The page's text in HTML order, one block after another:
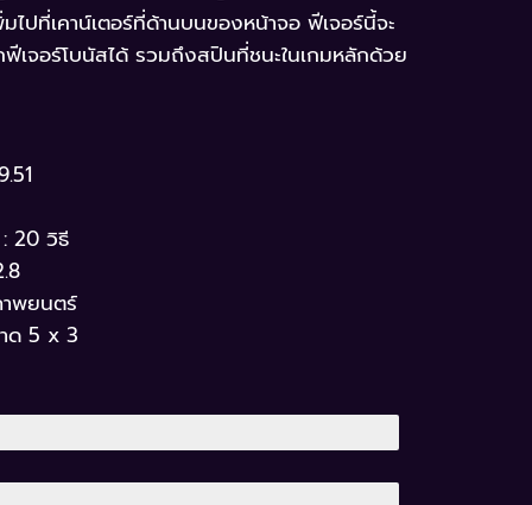
ไปที่เคาน์เตอร์ที่ด้านบนของหน้าจอ ฟีเจอร์นี้จะ
เจอร์โบนัสได้ รวมถึงสปินที่ชนะในเกมหลักด้วย
20 วิธี
พยนตร์
ด 5 x 3